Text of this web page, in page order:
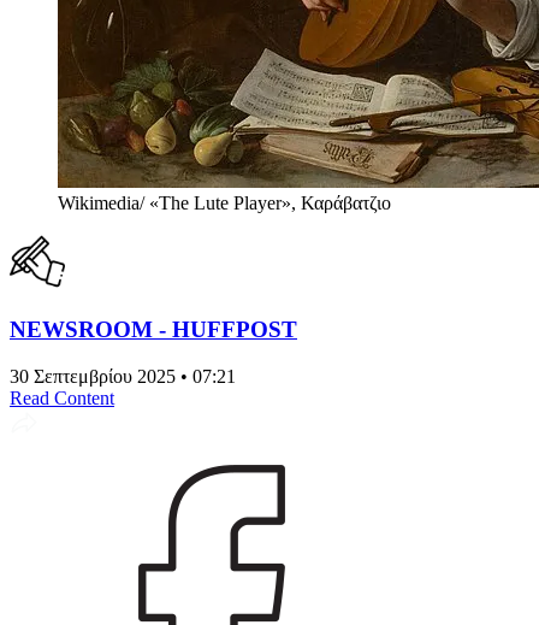
Wikimedia/ «The Lute Player», Καράβατζιο
NEWSROOM - HUFFPOST
30 Σεπτεμβρίου 2025 • 07:21
Read Content